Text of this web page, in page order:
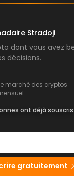
Stradoji
dont vous avez
décisions.
marché des cryptos
ont déjà
gratuitement